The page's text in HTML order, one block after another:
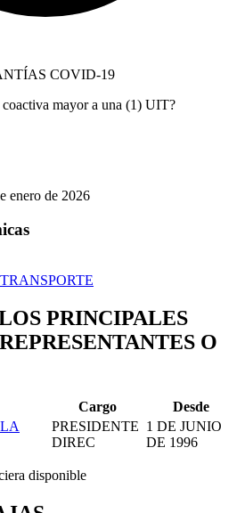
COVID-19
coactiva mayor a una (1) UIT?
enero de 2026
PRINCIPALES
O
Cargo
Desde
PRESIDENTE
DIREC
1 DE JUNIO
DE 1996
disponible